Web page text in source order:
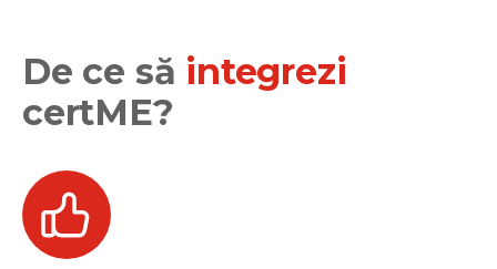
De ce să integrezi
certME?